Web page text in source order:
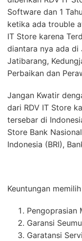
Software dan 1
ketika ada trouble
IT Store karena
diantara nya ada di
Jatibarang,
Perbaikan dan
Jangan Kwatir
dari RDV IT Store
tersebar di
Store Bank
Indonesia (BRI),
Keuntungan
Pengoprasian
Garansi
Garatansi